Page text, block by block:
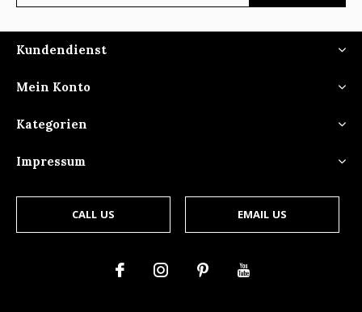
Kundendienst
Mein Konto
Kategorien
Impressum
CALL US EMAIL US